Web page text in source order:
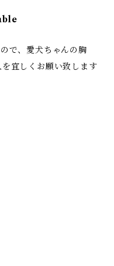
で、愛犬ちゃんの胸
宜しくお願い致します